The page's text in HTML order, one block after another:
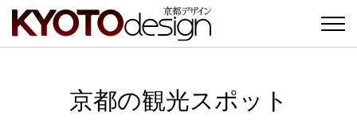
京都の観光スポット